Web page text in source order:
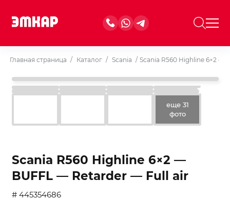
Главная страница / Каталог / Scania / Scania R560 Highline 6×2 —
еще 31
фото
Scania R560 Highline 6×2 —
BUFFL — Retarder — Full air
# 445354686